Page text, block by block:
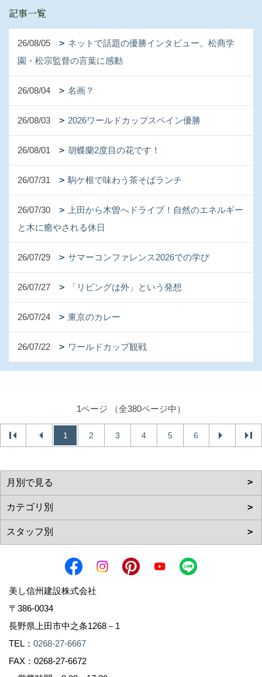
記事一覧
26/08/05
ネットで話題の優勝インタビュー。松商学
園・松宗監督の言葉に感動
26/08/04 名画？
26/08/03 2026ワールドカップスペイン優勝
26/08/01 胡蝶蘭2度目の花です！
26/07/31 駒ケ根で味わう茶そばランチ
26/07/30
上田から木曽へドライブ！自然のエネルギー
と木に癒やされる休日
26/07/29 サマーコンファレンス2026での学び
26/07/27 「リビングは外」という発想
26/07/24 東京のカレー
26/07/22 ワールドカップ観戦
1ページ （全380ページ中）
1 2 3 4 5 6
美し信州建設株式会社
〒386-0034
長野県上田市中之条1268－1
TEL： 0268-27-6667
FAX：0268-27-6672